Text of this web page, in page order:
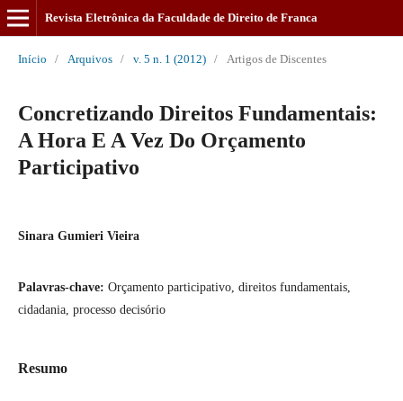
Revista Eletrônica da Faculdade de Direito de Franca
Início / Arquivos / v. 5 n. 1 (2012) / Artigos de Discentes
Concretizando Direitos Fundamentais:
A Hora E A Vez Do Orçamento
Participativo
Sinara Gumieri Vieira
Palavras-chave: Orçamento participativo, direitos fundamentais,
cidadania, processo decisório
Resumo